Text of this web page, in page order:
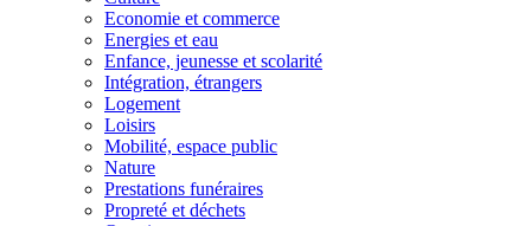
Economie et commerce
Energies et eau
Enfance, jeunesse et scolarité
Intégration, étrangers
Logement
Loisirs
Mobilité, espace public
Nature
Prestations funéraires
Propreté et déchets